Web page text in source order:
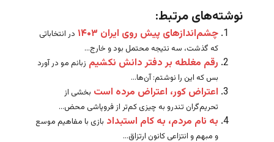
نوشته‌های مرتبط:
چشم‌اندازهای پیش روی ایران ۱۴۰۳
در انتخاباتی
که گذشت، سه نتیجه محتمل بود و خارج...
رقم مغلطه بر دفتر دانش نکشیم زبانم مو در آورد
بس که این را نوشتم: آن‌ها...
اعتراض کور، اعتراض مرده است بخشی از
تحریم‌گران تندرو به چیزی کم‌تر از فروپاشی محض...
به نام مردم، به کام استبداد بازی با مفاهیم موسع
و مبهم و انتزاعی کانون ارتزاق...